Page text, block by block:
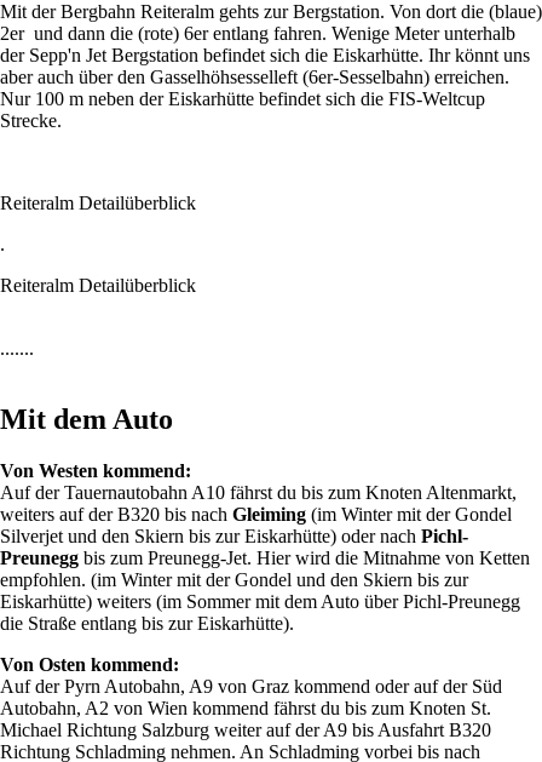
Mit der Bergbahn Reiteralm gehts zur Bergstation. Von dort die (blaue)
2er und dann die (rote) 6er entlang fahren. Wenige Meter unterhalb
der Sepp'n Jet Bergstation befindet sich die Eiskarhütte. Ihr könnt uns
aber auch über den Gasselhöhsesselleft (6er-Sesselbahn) erreichen.
Nur 100 m neben der Eiskarhütte befindet sich die FIS-Weltcup
Strecke.
Reiteralm Detailüberblick
.
Reiteralm Detailüberblick
.......
Mit dem Auto
Von Westen kommend:
Auf der Tauernautobahn A10 fährst du bis zum Knoten Altenmarkt,
weiters auf der B320 bis nach Gleiming (im Winter mit der Gondel
Silverjet und den Skiern bis zur Eiskarhütte) oder nach Pichl-
Preunegg bis zum Preunegg-Jet. Hier wird die Mitnahme von Ketten
empfohlen. (im Winter mit der Gondel und den Skiern bis zur
Eiskarhütte) weiters (im Sommer mit dem Auto über Pichl-Preunegg
die Straße entlang bis zur Eiskarhütte).
Von Osten kommend:
Auf der Pyrn Autobahn, A9 von Graz kommend oder auf der Süd
Autobahn, A2 von Wien kommend fährst du bis zum Knoten St.
Michael Richtung Salzburg weiter auf der A9 bis Ausfahrt B320
Richtung Schladming nehmen. An Schladming vorbei bis nach